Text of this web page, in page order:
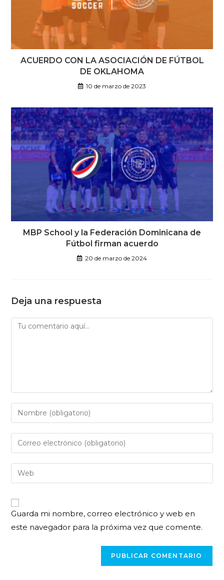
ACUERDO CON LA ASOCIACIÓN DE FÚTBOL
DE OKLAHOMA
10 de marzo de 2023
MBP School y la Federación Dominicana de
Fútbol firman acuerdo
20 de marzo de 2024
Deja una respuesta
Guarda mi nombre, correo electrónico y web en
este navegador para la próxima vez que comente.